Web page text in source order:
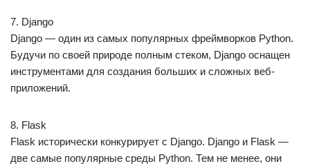
7. Django
Django — один из самых популярных фреймворков Python.
Будучи по своей природе полным стеком, Django оснащен
инструментами для создания больших и сложных веб-
приложений.
8. Flask
Flask исторически конкурирует с Django. Django и Flask —
две самые популярные среды Python. Тем не менее, они